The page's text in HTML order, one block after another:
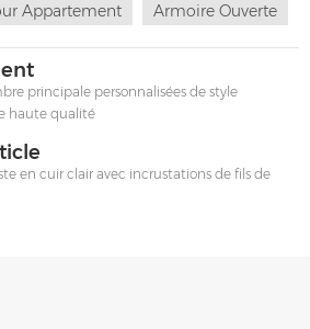
Appartement
Armoire Ouverte
principale personnalisées de style
haute qualité
en cuir clair avec incrustations de fils de